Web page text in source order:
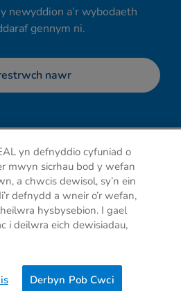
newyddion a’r wybodaeth
gennym ni.
nawr
Cwcis
Telerau defnyddio
CO2/Page View Website Carbon
yn defnyddio cyfuniad o
mwyn sicrhau bod y wefan
a chwcis dewisol, sy’n ein
defnydd a wneir o’r wefan,
hysbysebion. I gael
i deilwra eich dewisiadau,
Derbyn Pob Cwci